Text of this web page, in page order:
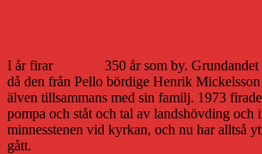
I år firar
350 år som by. Grundandet
då den från Pello bördige Henrik
älven tillsammans med sin familj. 1973
pompa och ståt och tal av landshövding och
minnesstenen vid kyrkan, och nu har alltså
gått.